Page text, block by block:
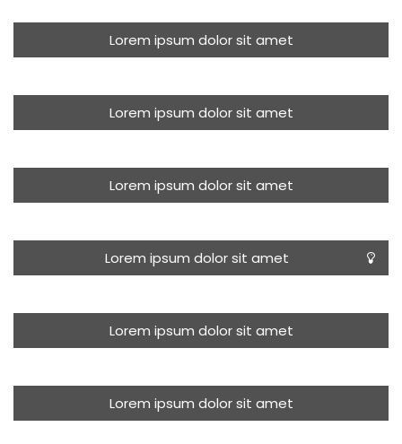
Lorem ipsum dolor sit amet
Lorem ipsum dolor sit amet
Lorem ipsum dolor sit amet
Lorem ipsum dolor sit amet
Lorem ipsum dolor sit amet
Maecenas nec odio et ante tincidunt tempus. Donec
vitae sapien ut libero venenatis faucibus. Nullam quis
Lorem ipsum dolor sit amet
Maecenas nec odio et ante tincidunt tempus. Donec
vitae sapien ut libero venenatis faucibus. Nullam quis